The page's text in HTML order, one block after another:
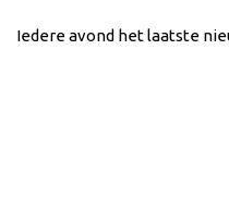
Iedere avond het laatste